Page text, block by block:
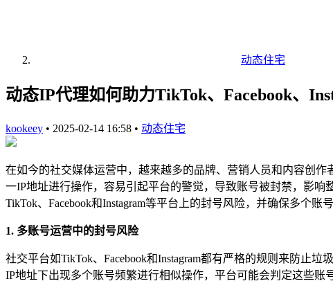
动态住宅
动态IP代理如何助力TikTok、Facebook、
kookeey • 2025-02-14 16:58 • 动态住宅
在如今的社交媒体运营中，越来越多的品牌、营销人员和内容创
一IP地址进行操作，容易引起平台的警觉，导致账号被封禁，影
TikTok、Facebook和Instagram等平台上的封号风险，并确保多个账
1. 多账号运营中的封号风险
社交平台如TikTok、Facebook和Instagram都有严格的规则来防止
IP地址下出现多个账号频繁进行相似操作，平台可能会判定这些账